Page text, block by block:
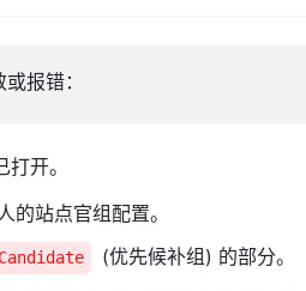
报错：
开。
的站点官组配置。
(优先候补组) 的部分。